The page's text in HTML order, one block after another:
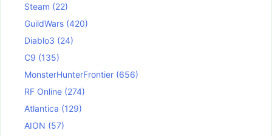
Steam (22)
GuildWars (420)
Diablo3 (24)
C9 (135)
MonsterHunterFrontier (656)
RF Online (274)
Atlantica (129)
AION (57)